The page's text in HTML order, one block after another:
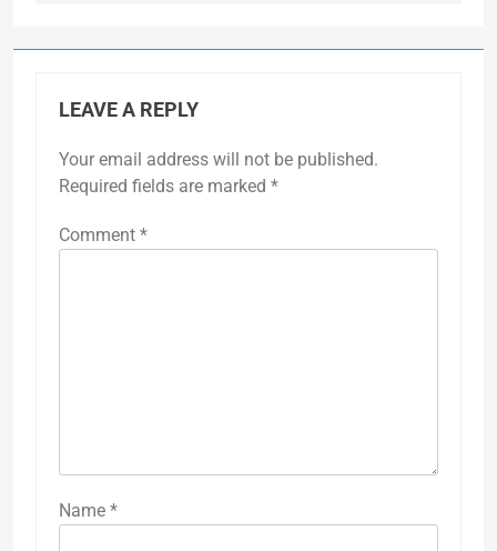
LEAVE A REPLY
Your email address will not be published.
Required fields are marked *
Comment *
Name *